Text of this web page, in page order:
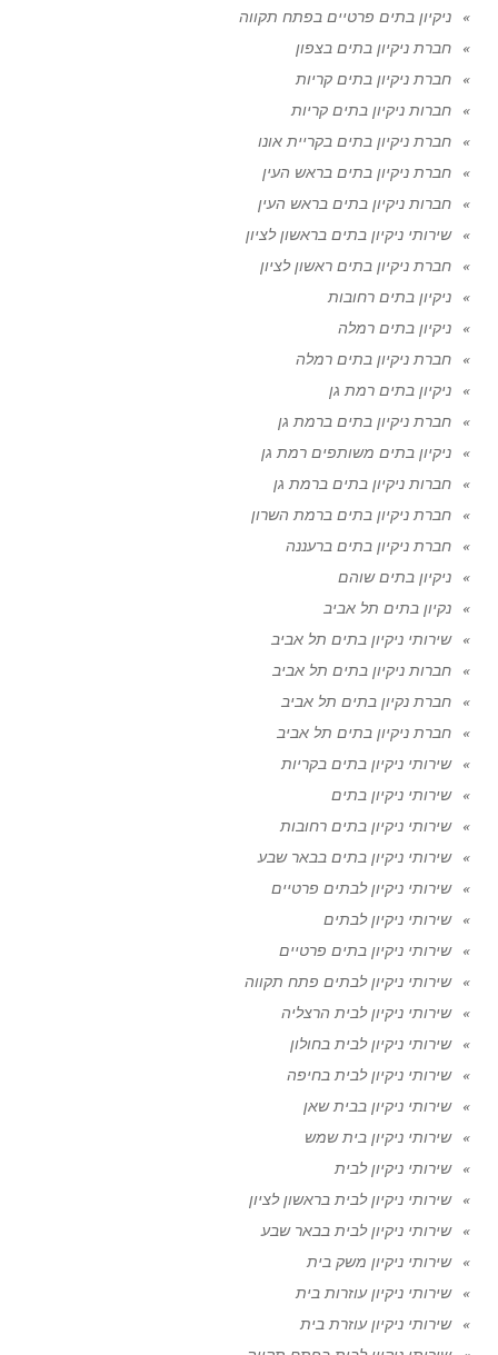
ניקיון בתים פרטיים בפתח תקווה
חברת ניקיון בתים בצפון
חברת ניקיון בתים קריות
חברות ניקיון בתים קריות
חברת ניקיון בתים בקריית אונו
חברת ניקיון בתים בראש העין
חברות ניקיון בתים בראש העין
שירותי ניקיון בתים בראשון לציון
חברת ניקיון בתים ראשון לציון
ניקיון בתים רחובות
ניקיון בתים רמלה
חברת ניקיון בתים רמלה
ניקיון בתים רמת גן
חברת ניקיון בתים ברמת גן
ניקיון בתים משותפים רמת גן
חברות ניקיון בתים ברמת גן
חברת ניקיון בתים ברמת השרון
חברת ניקיון בתים ברעננה
ניקיון בתים שוהם
נקיון בתים תל אביב
שירותי ניקיון בתים תל אביב
חברות ניקיון בתים תל אביב
חברת נקיון בתים תל אביב
חברת ניקיון בתים תל אביב
שירותי ניקיון בתים בקריות
שירותי ניקיון בתים
שירותי ניקיון בתים רחובות
שירותי ניקיון בתים בבאר שבע
שירותי ניקיון לבתים פרטיים
שירותי ניקיון לבתים
שירותי ניקיון בתים פרטיים
שירותי ניקיון לבתים פתח תקווה
שירותי ניקיון לבית הרצליה
שירותי ניקיון לבית בחולון
שירותי ניקיון לבית בחיפה
שירותי ניקיון בבית שאן
שירותי ניקיון בית שמש
שירותי ניקיון לבית
שירותי ניקיון לבית בראשון לציון
שירותי ניקיון לבית בבאר שבע
שירותי ניקיון משק בית
שירותי ניקיון עוזרות בית
שירותי ניקיון עוזרת בית